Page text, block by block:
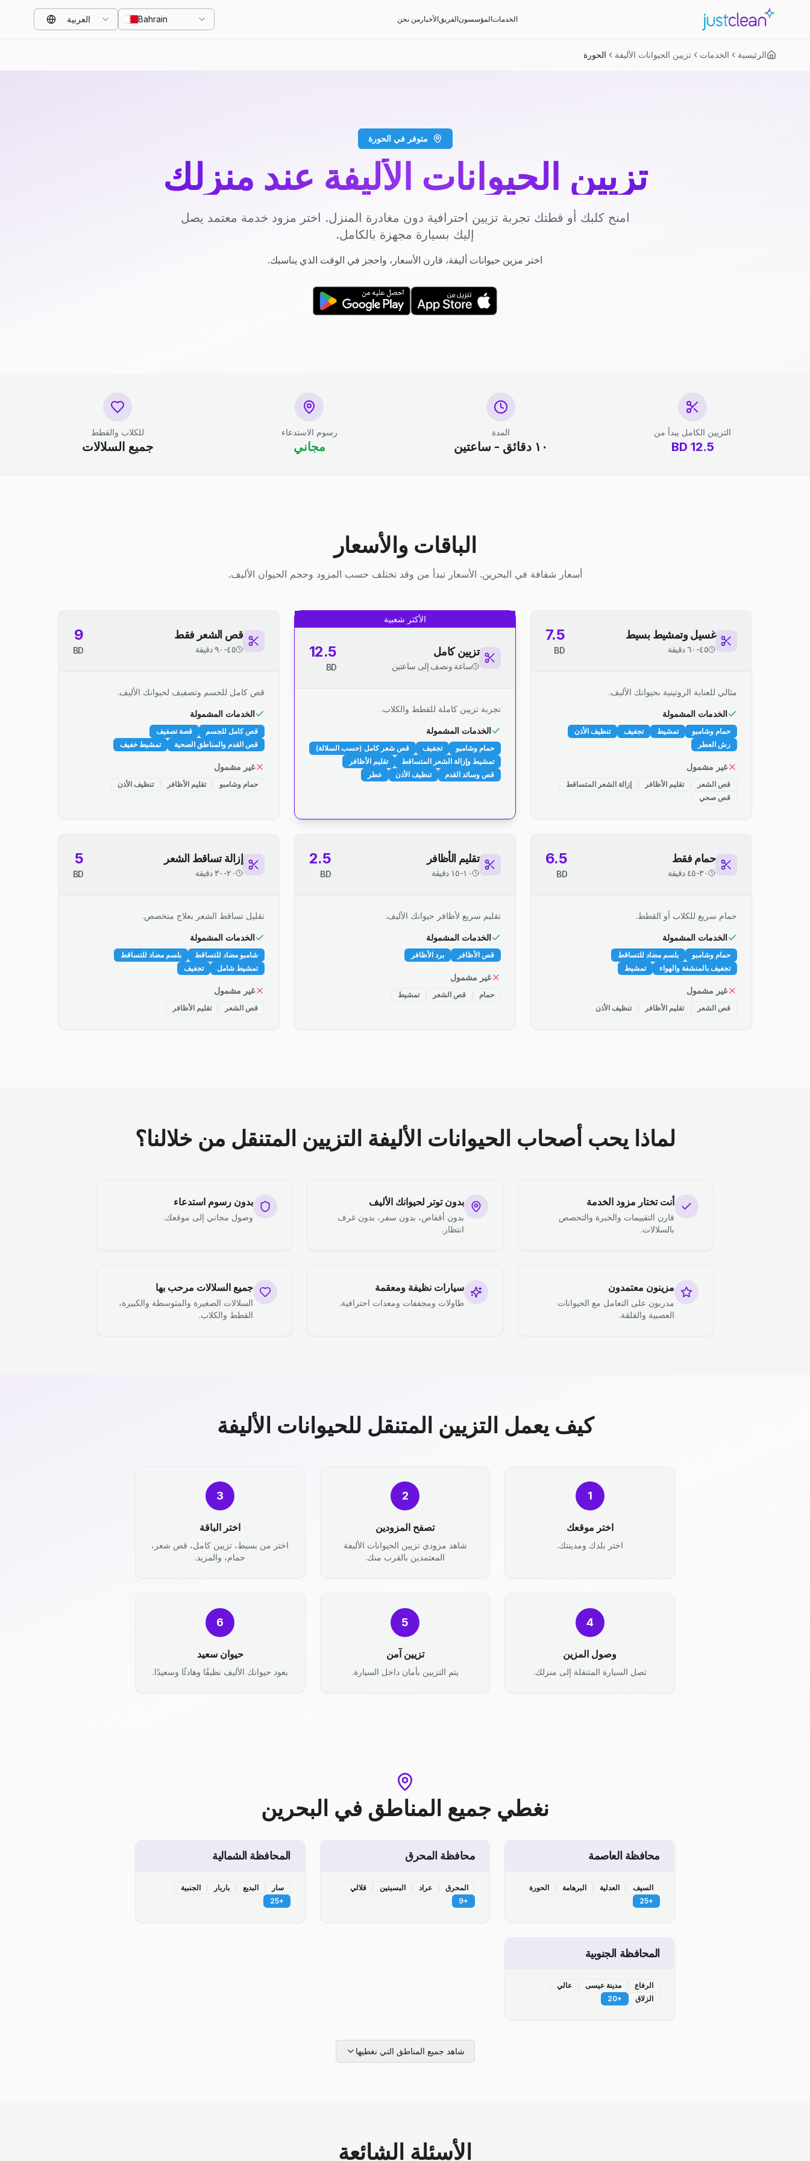
الخدماتالمؤسسونالفريقالأخبار من نحن Bahrain العربية
الرئيسية الخدمات تزيين الحيوانات الأليفة الحورة
متوفر في الحورة
تزيين الحيوانات الأليفة عند منزلك
امنح كلبك أو قطتك تجربة تزيين احترافية دون مغادرة المنزل. اختر مزود خدمة معتمد يصل
إليك بسيارة مجهزة بالكامل.
اختر مزين حيوانات أليفة، قارن الأسعار، واحجز في الوقت الذي يناسبك.
التزيين الكامل يبدأ من
12.5
BD
المدة
١٠ دقائق - ساعتين
رسوم الاستدعاء
مجاني
للكلاب والقطط
جميع السلالات
الباقات والأسعار
أسعار شفافة في البحرين. الأسعار تبدأ من وقد تختلف حسب المزود وحجم الحيوان الأليف.
غسيل وتمشيط بسيط
٤٥-٦٠ دقيقة
7.5
BD
مثالي للعناية الروتينية بحيوانك الأليف.
الخدمات المشمولة
حمام وشامبو تمشيط تجفيف
تنظيف الأذن
رش العطر
غير مشمول
قص الشعر تقليم الأظافر
إزالة الشعر المتساقط
قص صحي
الأكثر شعبية
تزيين كامل
ساعة ونصف إلى ساعتين
12.5
BD
تجربة تزيين كاملة للقطط والكلاب.
الخدمات المشمولة
حمام وشامبو تجفيف
قص شعر كامل (حسب السلالة)
تمشيط وإزالة الشعر المتساقط
تقليم الأظافر
قص وسائد القدم
تنظيف الأذن عطر
قص الشعر فقط
٤٥-٩٠ دقيقة
9
BD
قص كامل للجسم وتصفيف لحيوانك الأليف.
الخدمات المشمولة
قص كامل للجسم
قصة تصفيف
قص القدم والمناطق الصحية
تمشيط خفيف
غير مشمول
حمام وشامبو تقليم الأظافر تنظيف الأذن
حمام فقط
٣٠-٤٥ دقيقة
6.5
BD
حمام سريع للكلاب أو القطط.
الخدمات المشمولة
حمام وشامبو
بلسم مضاد للتساقط
تجفيف بالمنشفة والهواء
تمشيط
غير مشمول
قص الشعر تقليم الأظافر تنظيف الأذن
تقليم الأظافر
١٠-١٥ دقيقة
2.5
BD
تقليم سريع لأظافر حيوانك الأليف.
الخدمات المشمولة
قص الأظافر برد الأظافر
غير مشمول
حمام قص الشعر تمشيط
إزالة تساقط الشعر
٢٠-٣٠ دقيقة
5
BD
تقليل تساقط الشعر بعلاج متخصص.
الخدمات المشمولة
شامبو مضاد للتساقط
بلسم مضاد للتساقط
تمشيط شامل
تجفيف
غير مشمول
قص الشعر تقليم الأظافر
لماذا يحب أصحاب الحيوانات الأليفة التزيين المتنقل من خلالنا؟
أنت تختار مزود الخدمة
قارن التقييمات والخبرة والتخصص
بالسلالات.
بدون توتر لحيوانك الأليف
بدون أقفاص، بدون سفر، بدون غرف
انتظار.
بدون رسوم استدعاء
وصول مجاني إلى موقعك.
مزينون معتمدون
مدربون على التعامل مع الحيوانات
العصبية والقلقة.
سيارات نظيفة ومعقمة
طاولات ومجففات ومعدات احترافية.
جميع السلالات مرحب بها
السلالات الصغيرة والمتوسطة والكبيرة،
القطط والكلاب.
كيف يعمل التزيين المتنقل للحيوانات الأليفة
1
اختر موقعك
اختر بلدك ومدينتك.
2
تصفح المزودين
شاهد مزودي تزيين الحيوانات الأليفة
المعتمدين بالقرب منك.
3
اختر الباقة
اختر من بسيط، تزيين كامل، قص شعر،
حمام، والمزيد.
4
وصول المزين
تصل السيارة المتنقلة إلى منزلك.
5
تزيين آمن
يتم التزيين بأمان داخل السيارة.
6
حيوان سعيد
يعود حيوانك الأليف نظيفًا وهادئًا وسعيدًا.
نغطي جميع المناطق في البحرين
محافظة العاصمة
السيف العدلية البرهامة
الحورة
+
25
محافظة المحرق
المحرق عراد البسيتين
قلالي
+
9
المحافظة الشمالية
سار البديع باربار
الجنبية
+
25
المحافظة الجنوبية
الرفاع مدينة عيسى
عالي
الزلاق
+
20
شاهد جميع المناطق التي نغطيها
الأسئلة الشائعة